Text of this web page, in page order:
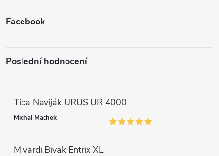
v
p
s
u
Facebook
Poslední hodnocení
Tica Naviják URUS UR 4000
Michal Machek
Mivardi Bivak Entrix XL